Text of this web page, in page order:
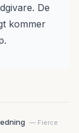
De
kommer
— Fierce